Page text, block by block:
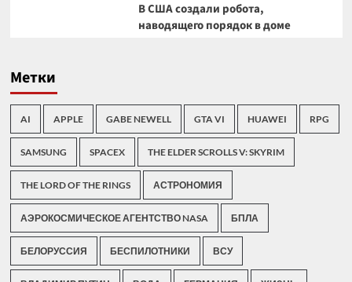
В США создали робота,
наводящего порядок в доме
Метки
AI APPLE GABE NEWELL GTA VI HUAWEI RPG
SAMSUNG SPACEX THE ELDER SCROLLS V: SKYRIM
THE LORD OF THE RINGS АСТРОНОМИЯ
АЭРОКОСМИЧЕСКОЕ АГЕНТСТВО NASA БПЛА
БЕЛОРУССИЯ БЕСПИЛОТНИКИ ВСУ